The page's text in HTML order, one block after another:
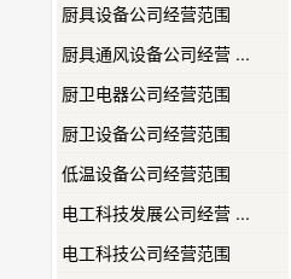
厨具设备公司经营范围
厨具通风设备公司经营 ...
厨卫电器公司经营范围
厨卫设备公司经营范围
低温设备公司经营范围
电工科技发展公司经营 ...
电工科技公司经营范围